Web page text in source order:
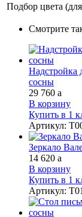
Подбор цвета
Смотрите
Надстройка
сосны
29 760 a
В корзину
Купить в 1
Артикул:
Зеркало
14 620 a
В корзину
Купить в 1
Артикул: